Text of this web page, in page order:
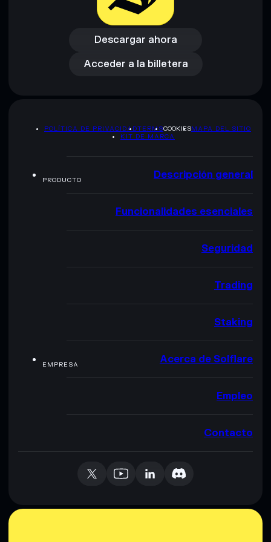
Descargar ahora
Descargar ahora
Acceder a la billetera
Acceder a la billetera
POLÍTICA DE PRIVACIDADTERMSCOOKIESMAPA DEL SITIO
KIT DE MARCA
PRODUCTO Descripción general
Funcionalidades esenciales
Seguridad
Trading
Staking
EMPRESA Acerca de Solflare
Empleo
Contacto